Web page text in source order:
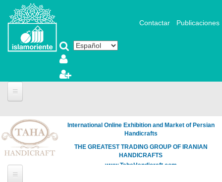
Pasar al contenido principal
Contactar Publicaciones
International Online Exhibition and Market of Persian
Handicrafts
THE GREATEST TRADING GROUP OF IRANIAN
HANDICRAFTS
www.TahaHandicraft.com